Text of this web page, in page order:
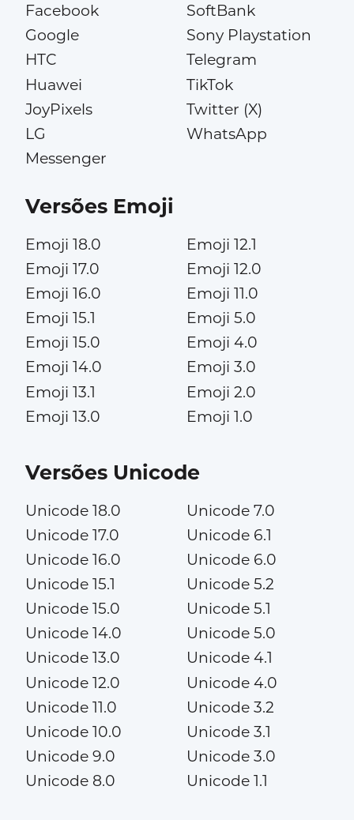
Facebook
Google
HTC
Huawei
JoyPixels
LG
Messenger
SoftBank
Sony Playstation
Telegram
TikTok
Twitter (X)
WhatsApp
Versões Emoji
Emoji 18.0
Emoji 17.0
Emoji 16.0
Emoji 15.1
Emoji 15.0
Emoji 14.0
Emoji 13.1
Emoji 13.0
Emoji 12.1
Emoji 12.0
Emoji 11.0
Emoji 5.0
Emoji 4.0
Emoji 3.0
Emoji 2.0
Emoji 1.0
Versões Unicode
Unicode 18.0
Unicode 17.0
Unicode 16.0
Unicode 15.1
Unicode 15.0
Unicode 14.0
Unicode 13.0
Unicode 12.0
Unicode 11.0
Unicode 10.0
Unicode 9.0
Unicode 8.0
Unicode 7.0
Unicode 6.1
Unicode 6.0
Unicode 5.2
Unicode 5.1
Unicode 5.0
Unicode 4.1
Unicode 4.0
Unicode 3.2
Unicode 3.1
Unicode 3.0
Unicode 1.1